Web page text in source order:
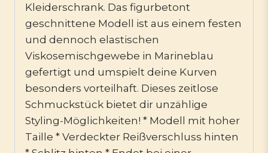
Kleiderschrank. Das figurbetont
geschnittene Modell ist aus einem festen
und dennoch elastischen
Viskosemischgewebe in Marineblau
gefertigt und umspielt deine Kurven
besonders vorteilhaft. Dieses zeitlose
Schmuckstück bietet dir unzählige
Styling-Möglichkeiten! * Modell mit hoher
Taille * Verdeckter Reißverschluss hinten